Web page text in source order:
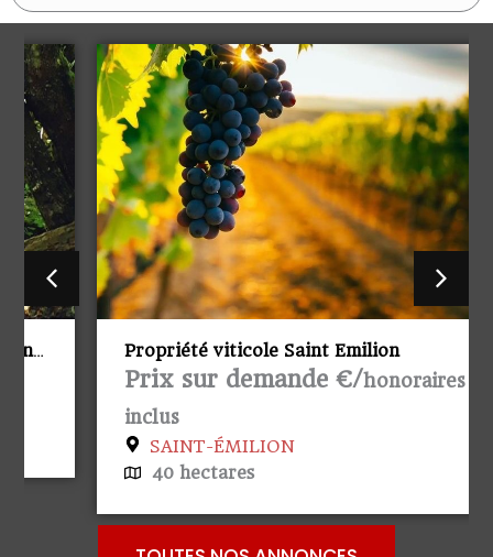
Propriété viticole Saint Emilion
Prix sur demande €/honoraires
SAINT-ÉMILION
40 hectares